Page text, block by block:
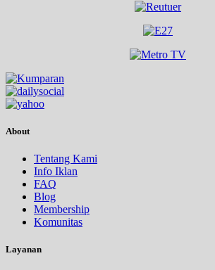
About
Tentang Kami
Info Iklan
FAQ
Blog
Membership
Komunitas
Layanan